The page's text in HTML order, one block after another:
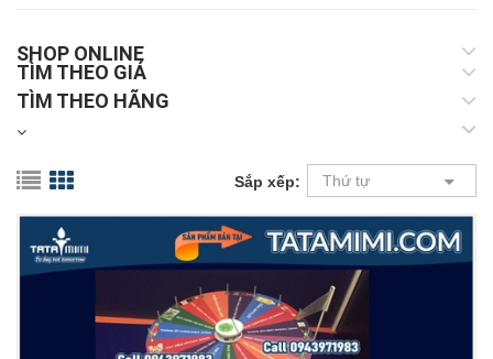
SHOP ONLINE
TÌM THEO GIÁ
TÌM THEO HÃNG
Sắp xếp: Thứ tự